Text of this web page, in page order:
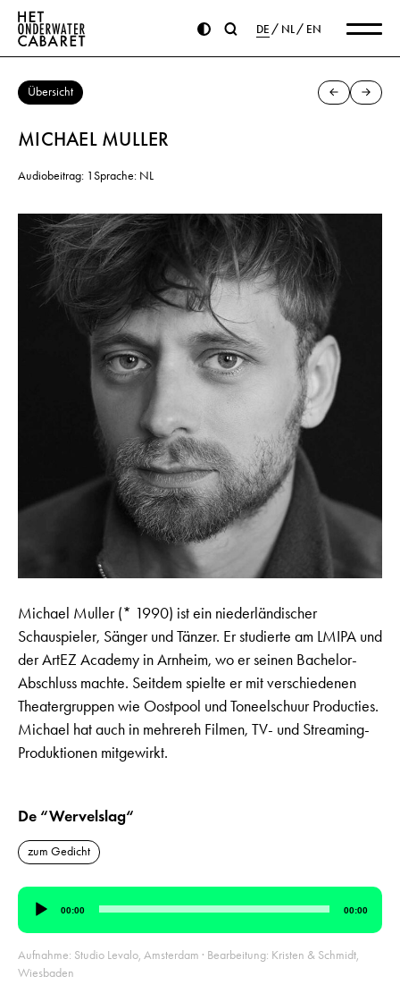
DE NL EN
Übersicht
MICHAEL MULLER
Audiobeitrag: 1Sprache: NL
Michael Muller (* 1990) ist ein niederländischer
Schauspieler, Sänger und Tänzer. Er studierte am LMIPA und
der ArtEZ Academy in Arnheim, wo er seinen Bachelor-
Abschluss machte. Seitdem spielte er mit verschiedenen
Theatergruppen wie Oostpool und Toneelschuur Producties.
Michael hat auch in mehrereh Filmen, TV- und Streaming-
Produktionen mitgewirkt.
De “Wervelslag“
zum Gedicht
Audio-
Player
00:00 00:00
Aufnahme: Studio Levalo, Amsterdam · Bearbeitung: Kristen & Schmidt,
Wiesbaden